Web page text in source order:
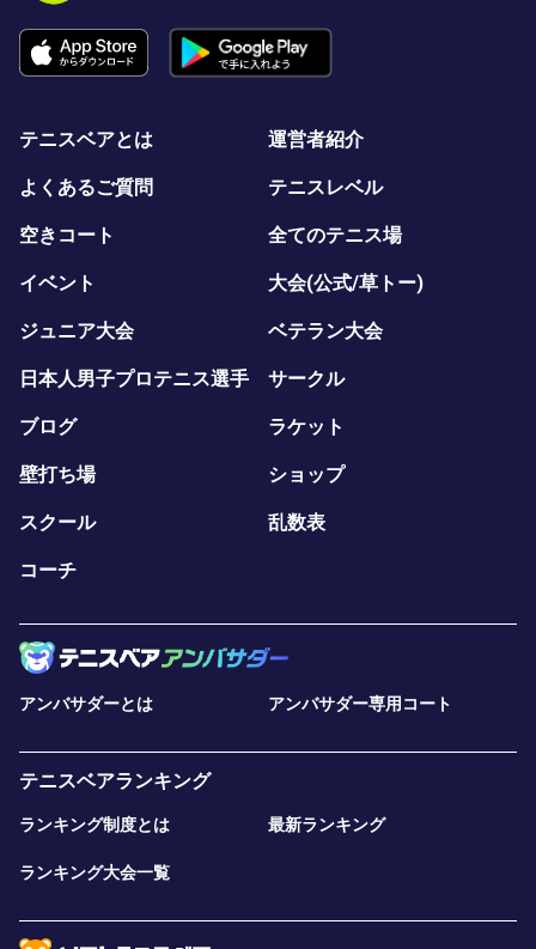
テニスベアとは 運営者紹介
よくあるご質問 テニスレベル
空きコート 全てのテニス場
イベント 大会(公式/草トー)
ジュニア大会 ベテラン大会
日本人男子プロテニス選手 サークル
ブログ ラケット
壁打ち場 ショップ
スクール 乱数表
コーチ
アンバサダーとは アンバサダー専用コート
テニスベアランキング
ランキング制度とは 最新ランキング
ランキング大会一覧